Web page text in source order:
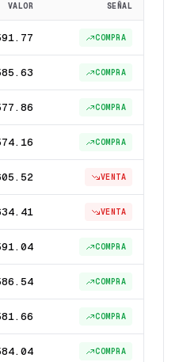
VALOR SEÑAL
COMPRA
COMPRA
COMPRA
COMPRA
VENTA
VENTA
COMPRA
COMPRA
COMPRA
COMPRA